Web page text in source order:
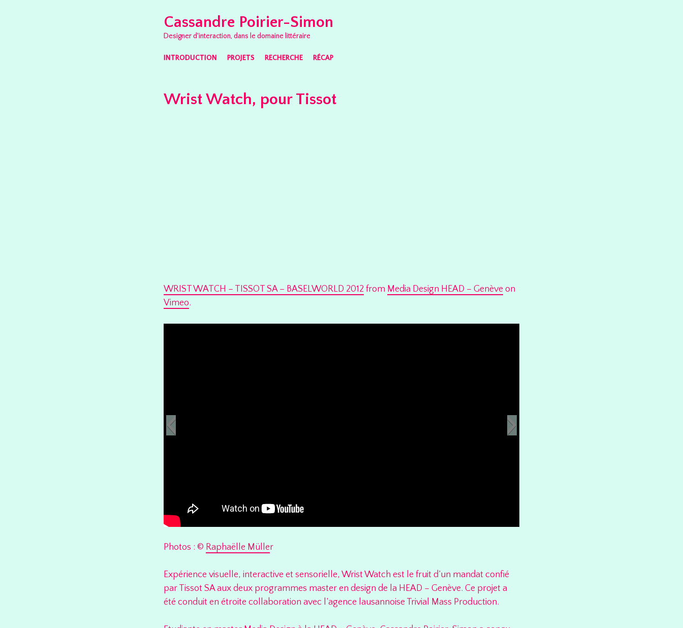
Cassandre Poirier-Simon
Designer d'interaction, dans le domaine littéraire
SKIP TO CONTENT
INTRODUCTION PROJETS RECHERCHE RÉCAP
Wrist Watch, pour Tissot
WRIST WATCH – TISSOT SA – BASELWORLD 2012 from Media Design HEAD – Genève on
Vimeo.
Photos : © Raphaëlle Müller
Expérience visuelle, interactive et sensorielle, Wrist Watch est le fruit d’un mandat confié
par Tissot SA aux deux programmes master en design de la HEAD – Genève. Ce projet a
été conduit en étroite collaboration avec l’agence lausannoise Trivial Mass Production.